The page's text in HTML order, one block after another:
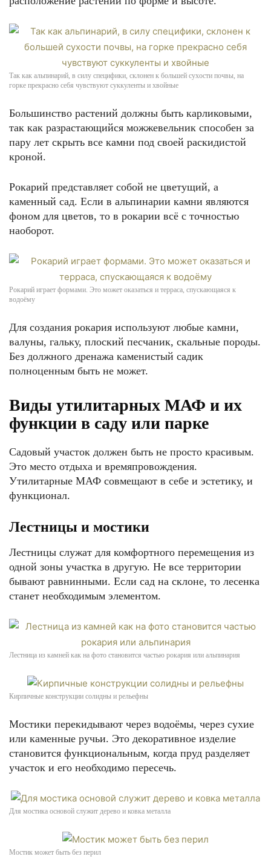
Так как альпинарий, в силу специфики, склонен к большей сухости почвы, на
горке прекрасно себя чувствуют суккуленты и хвойные
Большинство растений должны быть карликовыми,
так как разрастающийся можжевельник способен за
пару лет скрыть все камни под своей раскидистой
кроной.
Рокарий представляет собой не цветущий, а
каменный сад. Если в альпинарии камни являются
фоном для цветов, то в рокарии всё с точностью
наоборот.
Рокарий играет формами. Это может оказаться и терраса, спускающаяся к
водоёму
Для создания рокария используют любые камни,
валуны, гальку, плоский песчаник, скальные породы.
Без должного дренажа каменистый садик
полноценным быть не может.
Виды утилитарных МАФ и их
функции в саду или парке
Садовый участок должен быть не просто красивым.
Это место отдыха и времяпровождения.
Утилитарные МАФ совмещают в себе и эстетику, и
функционал.
Лестницы и мостики
Лестницы служат для комфортного перемещения из
одной зоны участка в другую. Не все территории
бывают равнинными. Если сад на склоне, то лесенка
станет необходимым элементом.
Лестница из камней как на фото становится частью рокария или альпинария
Кирпичные конструкции солидны и рельефны
Мостики перекидывают через водоёмы, через сухие
или каменные ручьи. Это декоративное изделие
становится функциональным, когда пруд разделяет
участок и его необходимо пересечь.
Для мостика основой служит дерево и ковка металла
Мостик может быть без перил